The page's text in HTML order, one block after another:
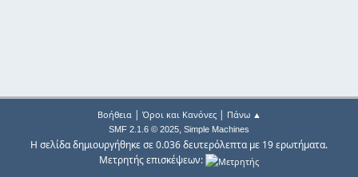
Βοήθεια| Όροι και Κανόνες| Πάνω ▲
SMF 2.1.6 © 2025, Simple Machines
Η σελίδα δημιουργήθηκε σε 0.036 δευτερόλεπτα με 19 ερωτήματα.
Μετρητής επισκέψεων: